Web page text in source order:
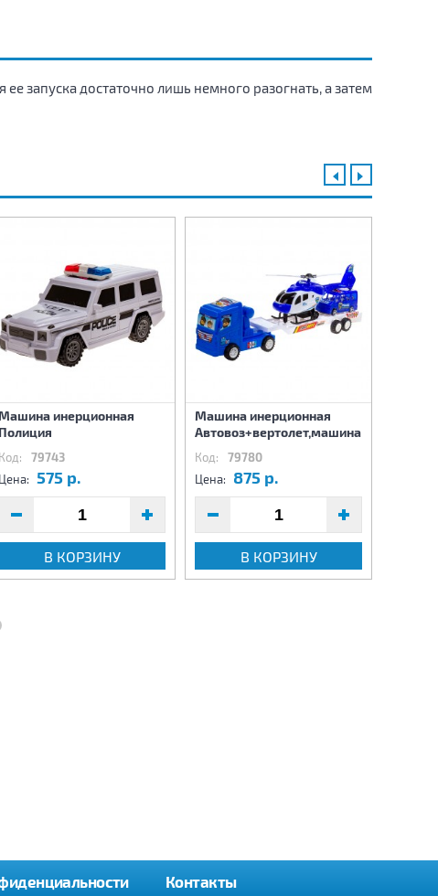
запуска достаточно лишь немного разогнать, а затем
инерционная
Полиция
Код: 79743
Цена: 575 р.
В КОРЗИНУ
Машина инерционная
Автовоз+вертолет,машина
Код: 79780
Цена: 875 р.
В КОРЗИНУ
Контакты